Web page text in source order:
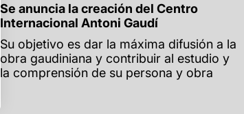
Se anuncia la creación del Centro
Internacional Antoni Gaudí
Su objetivo es dar la máxima difusión a la
obra gaudiniana y contribuir al estudio y
la comprensión de su persona y obra